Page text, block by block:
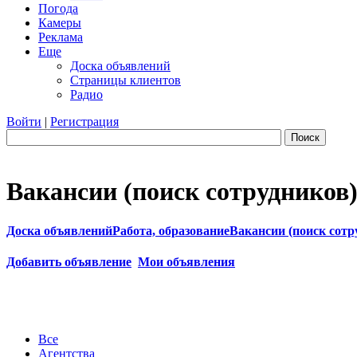
Погода
Камеры
Реклама
Еще
Доска объявлений
Страницы клиентов
Радио
Войти | Регистрация
Поиск
Вакансии (поиск сотрудников)
Доска объявленийРабота, образованиеВакансии (поиск
Добавить объявление Мои объявления
Все
Агентства